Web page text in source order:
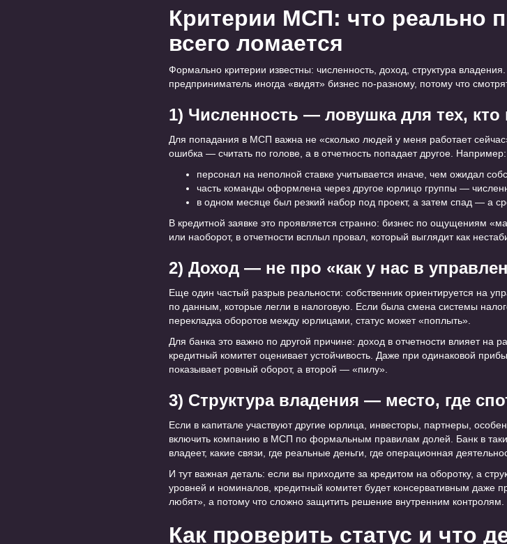
Критерии МСП: что реально
всего ломается
Формально критерии известны: численность, доход, структура
предприниматель иногда «видят» бизнес по-разному, потому что
1) Численность — ловушка для тех, кто
Для попадания в МСП важна не «сколько людей у меня работает
ошибка — считать по голове, а в отчетность попадает другое. Например:
персонал на неполной ставке учитывается иначе, чем ожидал
часть команды оформлена через другое юрлицо группы —
в одном месяце был резкий набор под проект, а затем спад — а
В кредитной заявке это проявляется странно: бизнес по ощущениям
или наоборот, в отчетности всплыл провал, который выглядит как
2) Доход — не про «как у нас в
Еще один частый разрыв реальности: собственник ориентируется на
по данным, которые легли в налоговую. Если была смена системы
перекладка оборотов между юрлицами, статус может «поплыть».
Для банка это важно по другой причине: доход в отчетности влияет на
кредитный комитет оценивает устойчивость. Даже при одинаковой
показывает ровный оборот, а второй — «пилу».
3) Структура владения — место, где
Если в капитале участвуют другие юрлица, инвесторы, партнеры,
включить компанию в МСП по формальным правилам долей. Банк в
владеет, какие связи, где реальные деньги, где операционная
И тут важная деталь: если вы приходите за кредитом на оборотку, а
уровней и номиналов, кредитный комитет будет консервативным даже
любят», а потому что сложно защитить решение внутренним контролям.
Как проверить статус и что